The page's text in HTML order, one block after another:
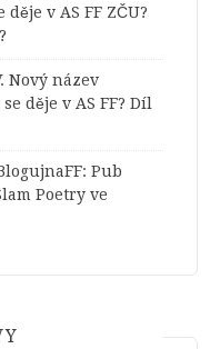
děje v AS FF ZČU?
Nový název
se děje v AS FF? Díl
: Pub
Poetry ve